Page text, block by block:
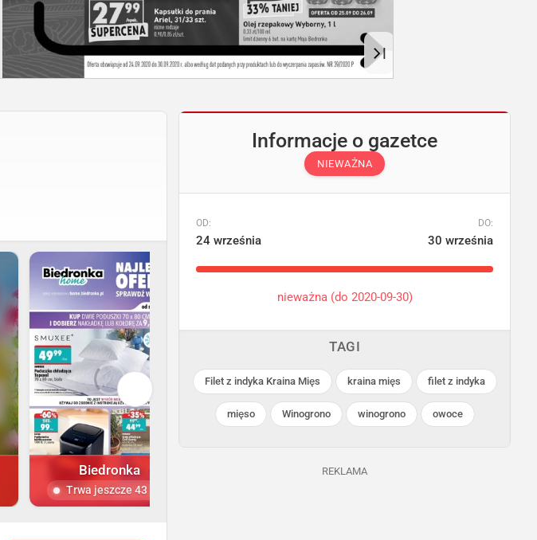
Biedronka
Trwa jeszcze 43 dni
Informacje o gazetce
NIEWAŻNA
OD:
24 września
DO:
30 września
nieważna (do 2020-09-30)
TAGI
Filet z indyka Kraina Mięs kraina mięs filet z indyka
mięso Winogrono winogrono owoce
REKLAMA